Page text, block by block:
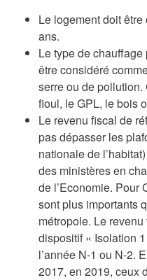
Le logement doit
ans.
Le type de
être considéré
serre ou de
fioul, le GPL, le bois
Le revenu fiscal de
pas dépasser les
nationale de
des ministères en
de l’Economie. Pour
sont plus importants
métropole. Le
dispositif « Isolation
l’année N-1 ou N-2.
2017, en 2019, ceux